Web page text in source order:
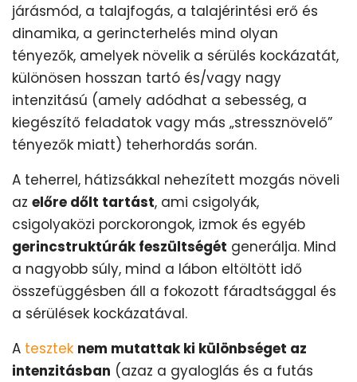
járásmód, a talajfogás, a talajérintési erő és
dinamika, a gerincterhelés mind olyan
tényezők, amelyek növelik a sérülés kockázatát,
különösen hosszan tartó és/vagy nagy
intenzitású (amely adódhat a sebesség, a
kiegészítő feladatok vagy más „stressznövelő”
tényezők miatt) teherhordás során.
A teherrel, hátizsákkal nehezített mozgás növeli
az előre dőlt tartást, ami csigolyák,
csigolyaközi porckorongok, izmok és egyéb
gerincstruktúrák feszültségét generálja. Mind
a nagyobb súly, mind a lábon eltöltött idő
összefüggésben áll a fokozott fáradtsággal és
a sérülések kockázatával.
A tesztek nem mutattak ki különbséget az
intenzitásban (azaz a gyaloglás és a futás